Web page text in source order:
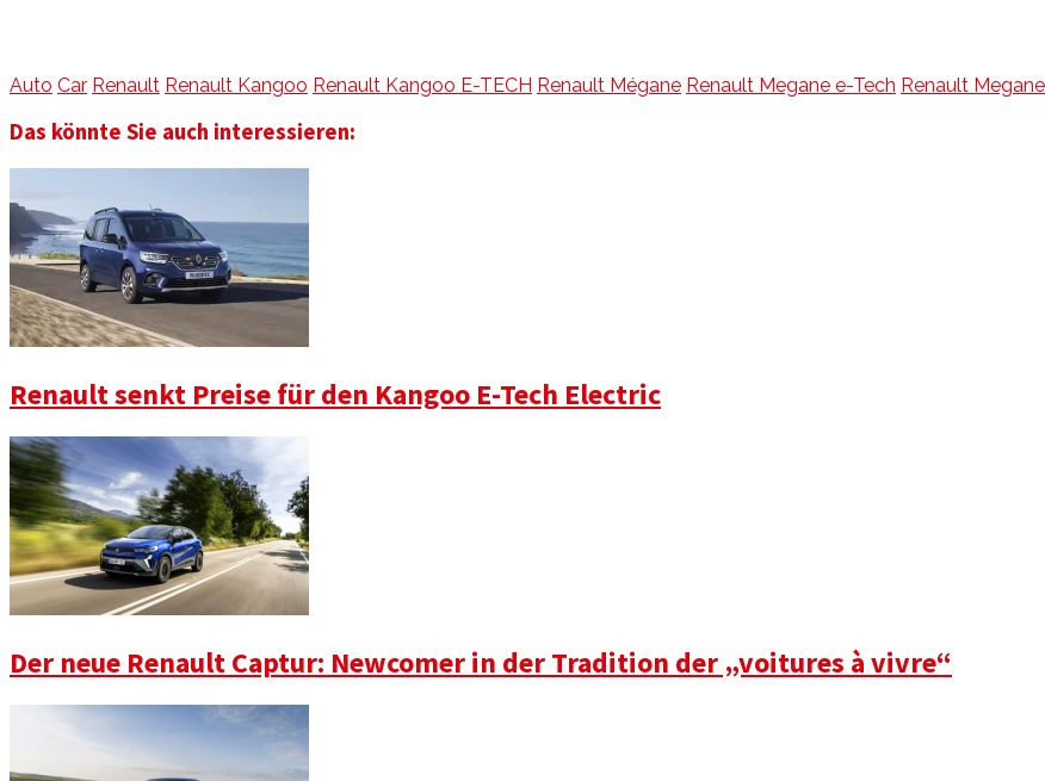
Auto Car Renault Renault Kangoo Renault Kangoo E-TECH Renault Mégane Renault Megane e-Tech Renault
Das könnte Sie auch interessieren:
Renault senkt Preise für den Kangoo E-Tech Electric
Der neue Renault Captur: Newcomer in der Tradition der „voitures à vivre“